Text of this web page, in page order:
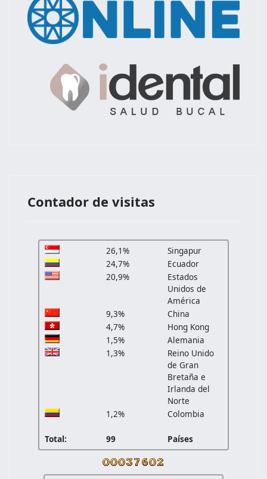
Contador de visitas
26,1%
Singapur
24,7%
Ecuador
20,9%
Estados
Unidos de
América
9,3%
China
4,7%
Hong Kong
1,5%
Alemania
1,3%
Reino Unido
de Gran
Bretaña e
Irlanda del
Norte
1,2%
Colombia
Total: 99 Países